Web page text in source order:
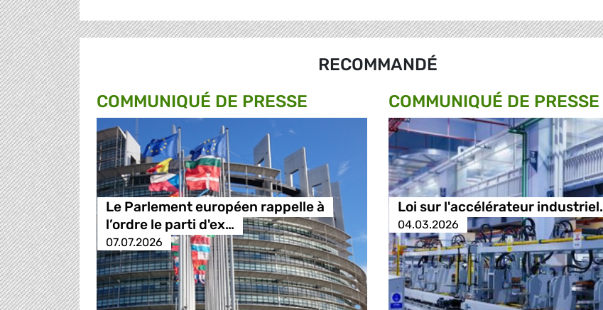
RECOMMANDÉ
COMMUNIQUÉ DE PRESSE
Le Parlement européen rappelle à
l’ordre le parti d'ex…
07.07.2026
COMMUNIQUÉ DE PRESSE
Loi sur l'accélérateur industriel.
04.03.2026